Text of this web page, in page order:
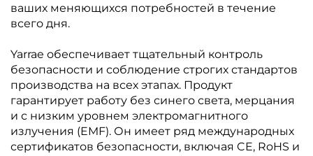
ваших меняющихся потребностей в течение
всего дня.
Yarrae обеспечивает тщательный контроль
безопасности и соблюдение строгих стандартов
производства на всех этапах. Продукт
гарантирует работу без синего света, мерцания
и с низким уровнем электромагнитного
излучения (EMF). Он имеет ряд международных
сертификатов безопасности, включая CE, RoHS и